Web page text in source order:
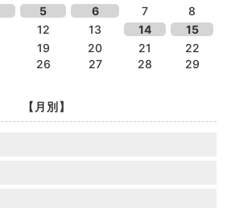
5 6 7
8
12 13 14
15
19 20 21
22
26 27 28
29
【月別】